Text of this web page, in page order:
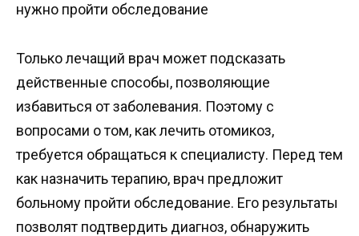
нужно пройти обследование
Только лечащий врач может подсказать
действенные способы, позволяющие
избавиться от заболевания. Поэтому с
вопросами о том, как лечить отомикоз,
требуется обращаться к специалисту. Перед тем
как назначить терапию, врач предложит
больному пройти обследование. Его результаты
позволят подтвердить диагноз, обнаружить